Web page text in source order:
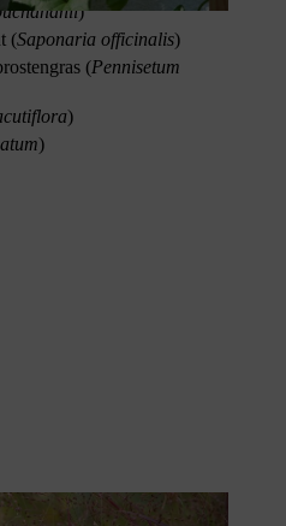
)
(Saponaria officinalis)
(Pennisetum
)
)
Herbstfarben.